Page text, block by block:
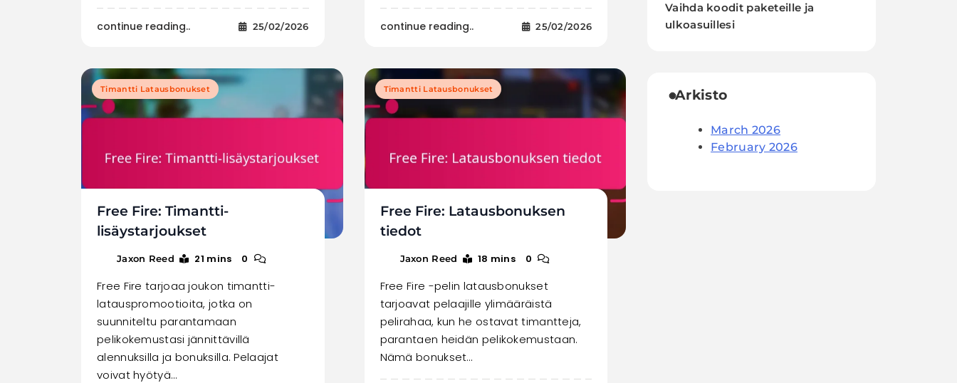
continue reading.. 25/02/2026 continue reading.. 25/02/2026
Timantti Latausbonukset
Free Fire: Timantti-
lisäystarjoukset
Jaxon Reed 21 mins 0
Free Fire tarjoaa joukon timantti-
latauspromootioita, jotka on
suunniteltu parantamaan
pelikokemustasi jännittävillä
alennuksilla ja bonuksilla. Pelaajat
voivat hyötyä…
Timantti Latausbonukset
Free Fire: Latausbonuksen
tiedot
Jaxon Reed 18 mins 0
Free Fire -pelin latausbonukset
tarjoavat pelaajille ylimääräistä
pelirahaa, kun he ostavat timantteja,
parantaen heidän pelikokemustaan.
Nämä bonukset…
Vaihda koodit paketeille ja
ulkoasuillesi
Arkisto
March 2026
February 2026